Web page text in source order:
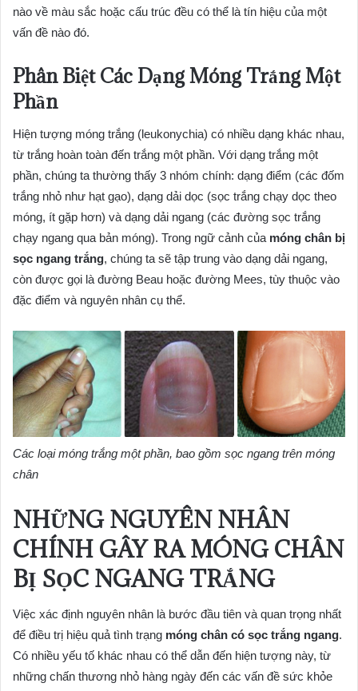
nào về màu sắc hoặc cấu trúc đều có thể là tín hiệu của một
vấn đề nào đó.
Phân Biệt Các Dạng Móng Trắng Một
Phần
Hiện tượng móng trắng (leukonychia) có nhiều dạng khác nhau,
từ trắng hoàn toàn đến trắng một phần. Với dạng trắng một
phần, chúng ta thường thấy 3 nhóm chính: dạng điểm (các đốm
trắng nhỏ như hạt gạo), dạng dải dọc (sọc trắng chạy dọc theo
móng, ít gặp hơn) và dạng dải ngang (các đường sọc trắng
chạy ngang qua bản móng). Trong ngữ cảnh của móng chân bị
sọc ngang trắng, chúng ta sẽ tập trung vào dạng dải ngang,
còn được gọi là đường Beau hoặc đường Mees, tùy thuộc vào
đặc điểm và nguyên nhân cụ thể.
Các loại móng trắng một phần, bao gồm sọc ngang trên móng
chân
NHỮNG NGUYÊN NHÂN
CHÍNH GÂY RA MÓNG CHÂN
BỊ SỌC NGANG TRẮNG
Việc xác định nguyên nhân là bước đầu tiên và quan trọng nhất
để điều trị hiệu quả tình trạng móng chân có sọc trắng ngang.
Có nhiều yếu tố khác nhau có thể dẫn đến hiện tượng này, từ
những chấn thương nhỏ hàng ngày đến các vấn đề sức khỏe